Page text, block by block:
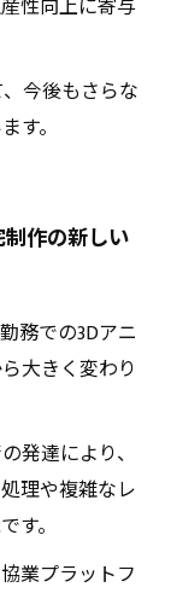
性向上に寄与
今後もさらな
す。
作の新しい
務での3Dアニ
大きく変わり
発達により、
理や複雑なレ
す。
業プラットフ